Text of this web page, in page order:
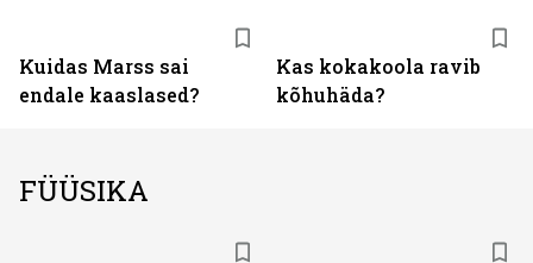
Kuidas Marss sai
endale kaaslased?
Kas kokakoola ravib
kõhuhäda?
FÜÜSIKA